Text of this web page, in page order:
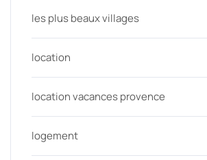
les plus beaux villages
location
location vacances provence
logement